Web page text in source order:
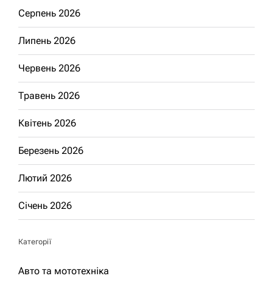
Серпень 2026
Липень 2026
Червень 2026
Травень 2026
Квітень 2026
Березень 2026
Лютий 2026
Січень 2026
Категорії
Авто та мототехніка